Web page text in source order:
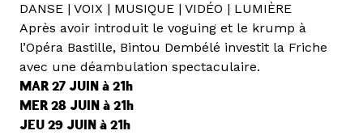
DANSE | VOIX | MUSIQUE | VIDÉO | LUMIÈRE
Après avoir introduit le voguing et le krump à
l’Opéra Bastille, Bintou Dembélé investit la Friche
avec une déambulation spectaculaire.
MAR 27 JUIN à 21h
MER 28 JUIN à 21h
JEU 29 JUIN à 21h